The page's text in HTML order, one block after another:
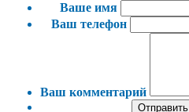
Ваше имя
Ваш телефон
Ваш комментарий
Отправить